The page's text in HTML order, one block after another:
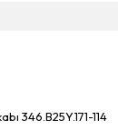
346.B25Y.171-114